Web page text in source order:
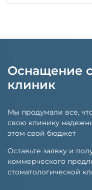
Оснащение
клиник
Мы продумали все,
свою клинику
этом свой бюджет
Оставьте заявку и
коммерческого
стоматологической